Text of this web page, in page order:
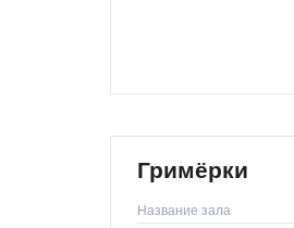
Гримёрки
Название зала